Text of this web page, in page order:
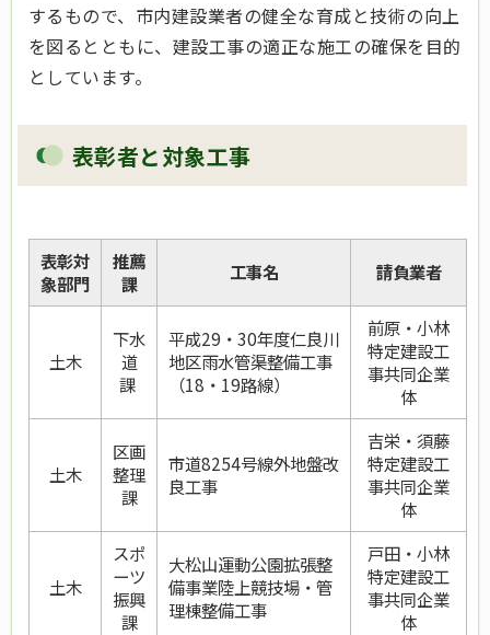
するもので、市内建設業者の健全な育成と技術の向上
を図るとともに、建設工事の適正な施工の確保を目的
としています。
表彰者と対象工事
表彰対
象部門
推薦
課
工事名 請負業者
土木
下水
道
課
平成29・30年度仁良川
地区雨水管渠整備工事
（18・19路線）
前原・小林
特定建設工
事共同企業
体
土木
区画
整理
課
市道8254号線外地盤改
良工事
吉栄・須藤
特定建設工
事共同企業
体
土木
スポ
ーツ
振興
課
大松山運動公園拡張整
備事業陸上競技場・管
理棟整備工事
戸田・小林
特定建設工
事共同企業
体